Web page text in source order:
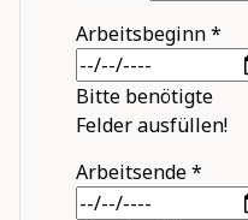
Arbeitsbeginn*
Bitte benötigte
Felder ausfüllen!
Arbeitsende*